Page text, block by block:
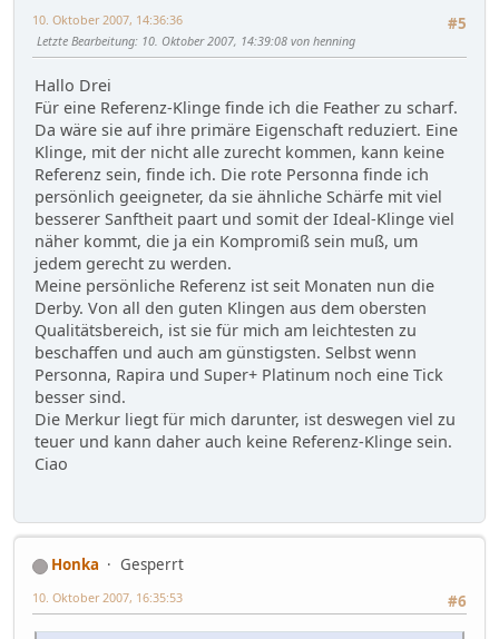
#5
10. Oktober 2007, 14:36:36
Letzte Bearbeitung: 10. Oktober 2007, 14:39:08 von henning
Hallo Drei
Für eine Referenz-Klinge finde ich die Feather zu scharf.
Da wäre sie auf ihre primäre Eigenschaft reduziert. Eine
Klinge, mit der nicht alle zurecht kommen, kann keine
Referenz sein, finde ich. Die rote Personna finde ich
persönlich geeigneter, da sie ähnliche Schärfe mit viel
besserer Sanftheit paart und somit der Ideal-Klinge viel
näher kommt, die ja ein Kompromiß sein muß, um
jedem gerecht zu werden.
Meine persönliche Referenz ist seit Monaten nun die
Derby. Von all den guten Klingen aus dem obersten
Qualitätsbereich, ist sie für mich am leichtesten zu
beschaffen und auch am günstigsten. Selbst wenn
Personna, Rapira und Super+ Platinum noch eine Tick
besser sind.
Die Merkur liegt für mich darunter, ist deswegen viel zu
teuer und kann daher auch keine Referenz-Klinge sein.
Ciao
Honka
Gesperrt
#6
10. Oktober 2007, 16:35:53